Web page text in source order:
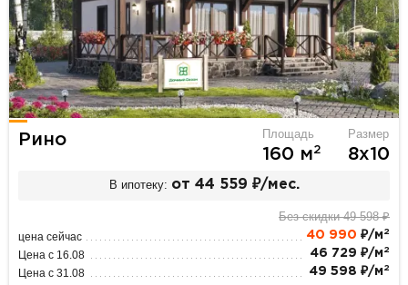
Рино Площадь
160 м2
Размер
8х10
В ипотеку: от 44 559 ₽/мес.
Без скидки 49 598 ₽
цена сейчас 40 990 ₽/м 2
Цена с 16.08 46 729 ₽/м 2
Цена с 31.08 49 598 ₽/м 2